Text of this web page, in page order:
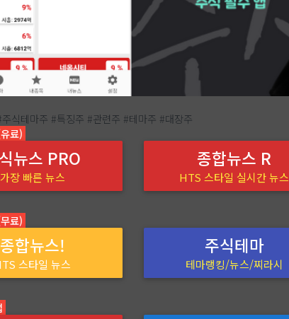
식테마주 #특징주 #관련주 #테마주 #대장주
료)
뉴스 PRO
가장 빠른 뉴스
종합뉴스 R
HTS 스타일 실시간 뉴스
료)
종합뉴스!
스타일 뉴스
주식테마
테마랭킹/뉴스/찌라시